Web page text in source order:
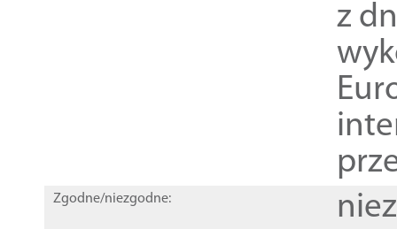
z
Zgodne/niezgodne: